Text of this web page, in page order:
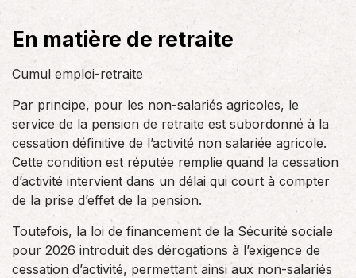
En matière de retraite
Cumul emploi-retraite
Par principe, pour les non-salariés agricoles, le
service de la pension de retraite est subordonné à la
cessation définitive de l’activité non salariée agricole.
Cette condition est réputée remplie quand la cessation
d’activité intervient dans un délai qui court à compter
de la prise d’effet de la pension.
Toutefois, la loi de financement de la Sécurité sociale
pour 2026 introduit des dérogations à l’exigence de
cessation d’activité, permettant ainsi aux non-salariés